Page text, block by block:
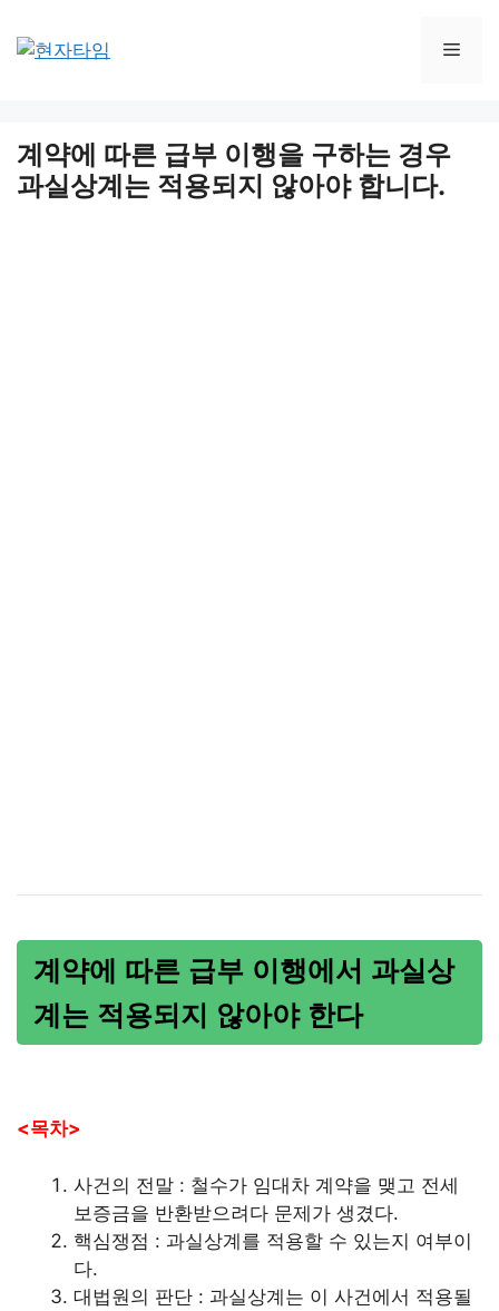
계약에 따른 급부 이행을 구하는 경우
과실상계는 적용되지 않아야 합니다.
계약에 따른 급부 이행에서 과실상
계는 적용되지 않아야 한다
<목차>
사건의 전말 : 철수가 임대차 계약을 맺고 전세
보증금을 반환받으려다 문제가 생겼다.
핵심쟁점 : 과실상계를 적용할 수 있는지 여부이
다.
대법원의 판단 : 과실상계는 이 사건에서 적용될